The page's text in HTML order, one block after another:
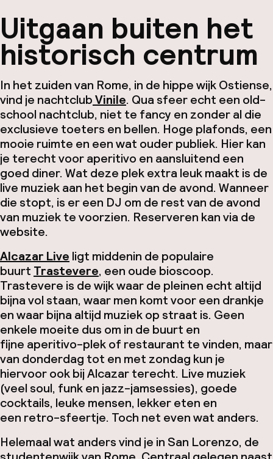
Uitgaan buiten het
historisch centrum
In het zuiden van Rome, in de hippe wijk Ostiense,
vind je nachtclubVinile. Qua sfeer echt een old-
school nachtclub, niet te fancy en zonder al die
exclusieve toeters en bellen. Hoge plafonds, een
mooie ruimte en een wat ouder publiek. Hier kan
je terecht vooraperitivo en aansluitend een
goed diner. Wat deze plek extra leuk maakt is de
live muziek aan het begin van de avond. Wanneer
die stopt, is er een DJ om de rest van de avond
van muziek te voorzien. Reserveren kan via de
website.
Alcazar Live ligt middenin de populaire
buurt Trastevere, een oude bioscoop.
Trastevere is de wijk waar de pleinen echt altijd
bijna vol staan, waar men komt voor een drankje
en waar bijna altijd muziek op straat is. Geen
enkele moeite dus om in de buurt en
fijne aperitivo-plek of restaurant te vinden, maar
van donderdag tot en met zondag kun je
hiervoor ook bij Alcazar terecht. Live muziek
(veel soul, funk en jazz-jamsessies), goede
cocktails, leuke mensen, lekker eten en
een retro-sfeertje. Toch net even wat anders.
Helemaal wat anders vind je in San Lorenzo, de